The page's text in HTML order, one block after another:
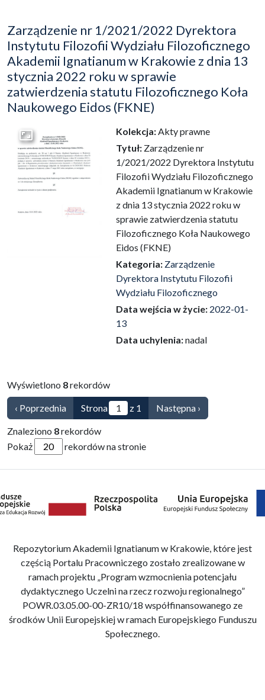
Zarządzenie nr 1/2021/2022 Dyrektora
Instytutu Filozofii Wydziału Filozoficznego
Akademii Ignatianum w Krakowie z dnia 13
stycznia 2022 roku w sprawie
zatwierdzenia statutu Filozoficznego Koła
Naukowego Eidos (FKNE)
Przejdź do zbioru
Kolekcja:Akty prawne
Tytuł: Zarządzenie nr
1/2021/2022 Dyrektora Instytutu
Filozofii Wydziału Filozoficznego
Akademii Ignatianum w Krakowie
z dnia 13 stycznia 2022 roku w
sprawie zatwierdzenia statutu
Filozoficznego Koła Naukowego
Eidos (FKNE)
Kategoria: Zarządzenie
Dyrektora Instytutu Filozofii
Wydziału Filozoficznego
Data wejścia w życie: 2022-01-
13
Data uchylenia:nadal
Wyświetlono 8rekordów
‹ Poprzednia Strona z 1 Następna ›
Znaleziono 8rekordów
Pokaż
rekordów na stronie
Repozytorium Akademii Ignatianum w Krakowie, które jest
częścią Portalu Pracowniczego zostało zrealizowane w
ramach projektu „Program wzmocnienia potencjału
dydaktycznego Uczelni na rzecz rozwoju regionalnego”
POWR.03.05.00-00-ZR10/18 współfinansowanego ze
środków Unii Europejskiej w ramach Europejskiego Funduszu
Społecznego.